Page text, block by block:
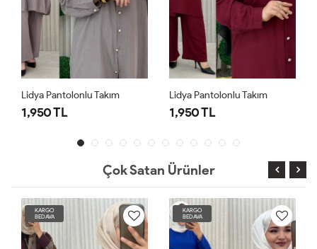
Lidya Pantolonlu Takım
1,950 TL
Lidya Pantolonlu Takım
1,950 TL
Çok Satan Ürünler
KARGO
BEDAVA
KARGO
BEDAVA